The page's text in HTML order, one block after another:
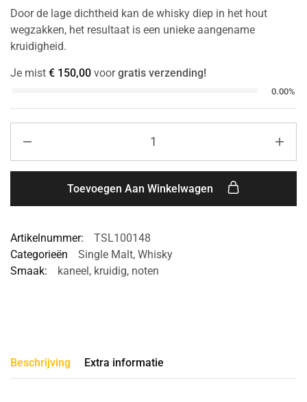
Door de lage dichtheid kan de whisky diep in het hout
wegzakken, het resultaat is een unieke aangename
kruidigheid.
Je mist € 150,00 voorgratis verzending!
0.00%
Toevoegen Aan Winkelwagen
Artikelnummer:
TSL100148
Categorieën
Single Malt, Whisky
Smaak:
kaneel, kruidig, noten
Beschrijving Extra informatie